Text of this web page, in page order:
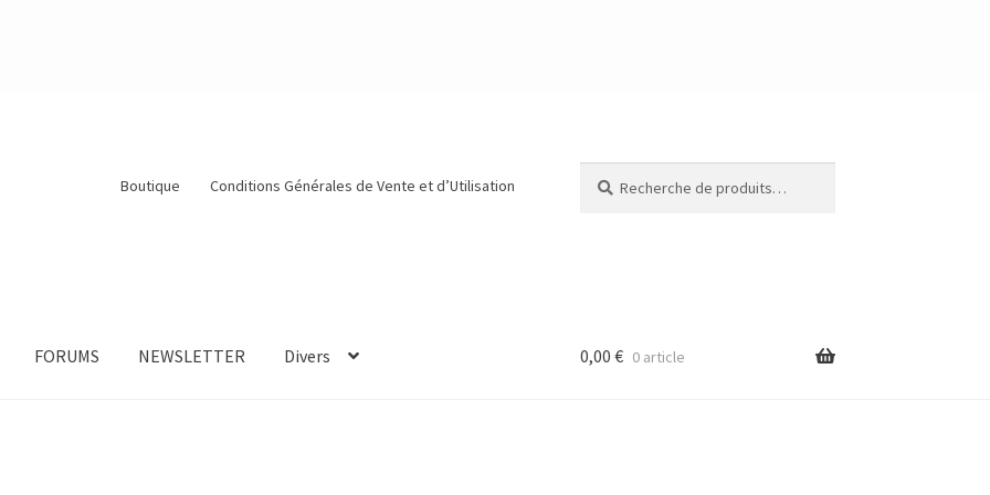
Boutique Conditions Générales de Vente et d’Utilisation
pour :
FORUMS NEWSLETTER Divers 0,00 € 0 article